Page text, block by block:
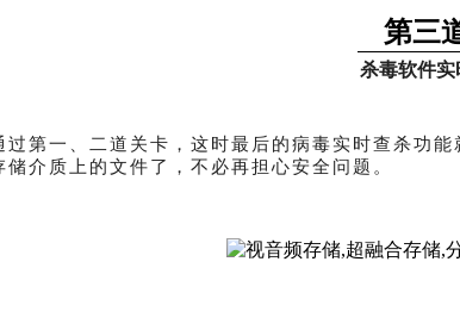
第三
杀毒软件
第一、二道关卡，这时最后的病毒实时查杀功能
介质上的文件了，不必再担心安全问题。